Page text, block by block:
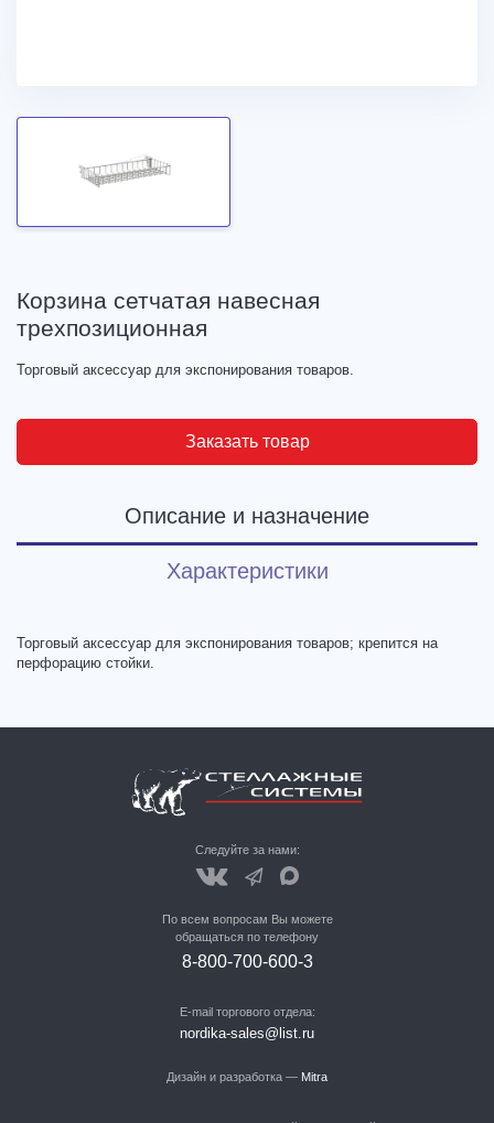
Корзина сетчатая навесная
трехпозиционная
Торговый аксессуар для экспонирования товаров.
Заказать товар
Описание и назначение
Характеристики
Торговый аксессуар для экспонирования товаров; крепится на
перфорацию стойки.
Следуйте за нами:
По всем вопросам Вы можете
обращаться по телефону
8-800-700-600-3
E-mail торгового отдела:
nordika-sales@list.ru
Дизайн и разработка — Mitra